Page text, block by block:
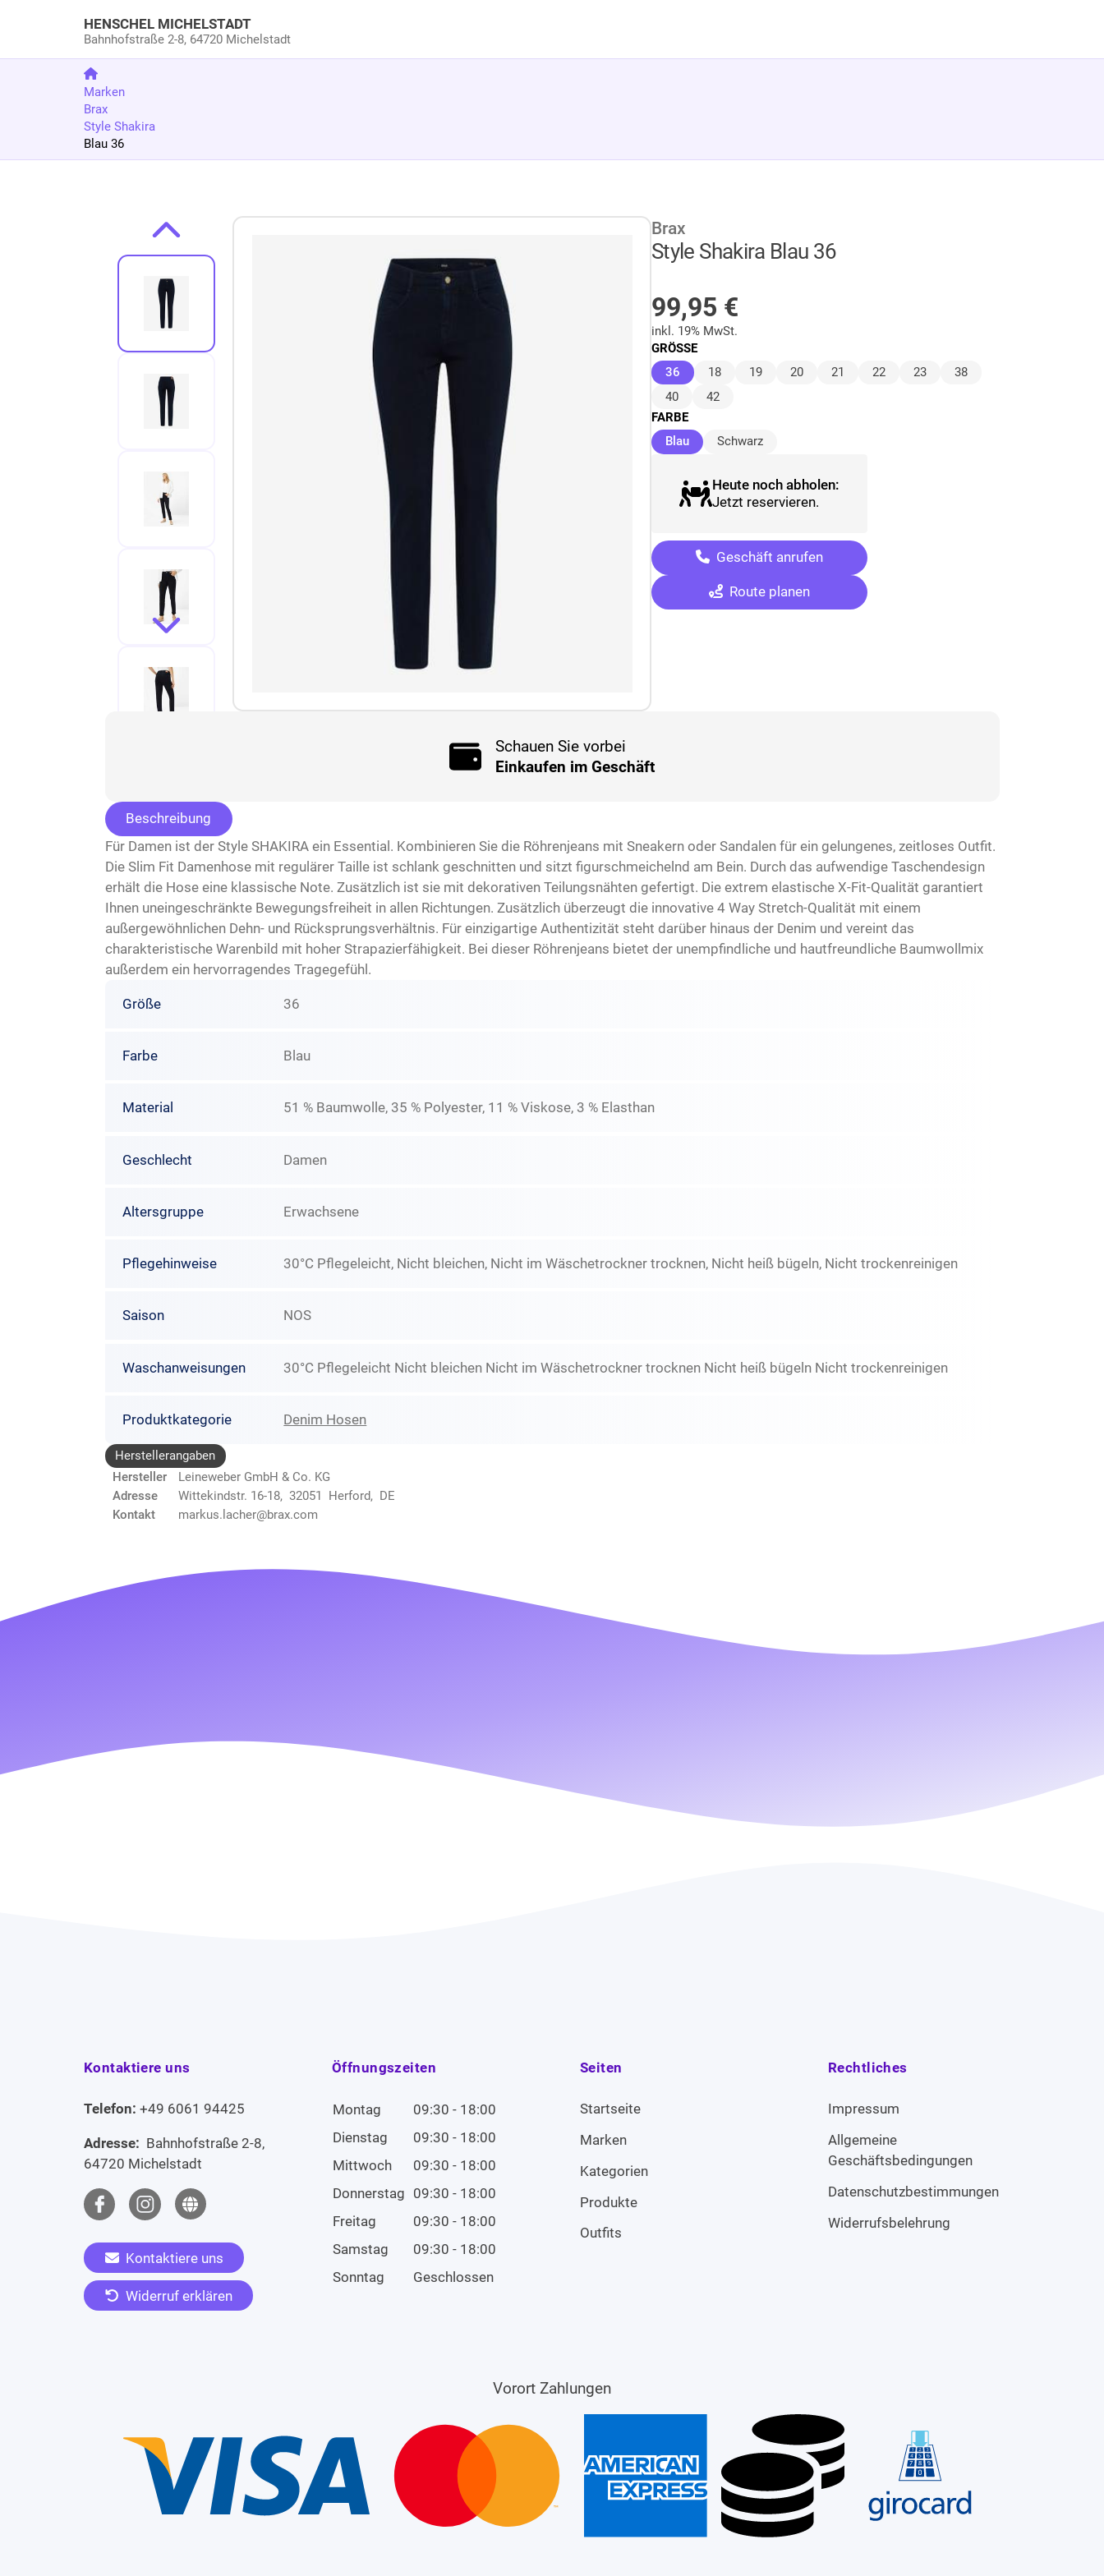
HENSCHEL MICHELSTADT
Bahnhofstraße 2-8, 64720 Michelstadt
Marken
Brax
Style Shakira
Blau 36
Zur Produktbeschreibung springen Brax
Style Shakira Blau 36
99,95 €
inkl. 19% MwSt.
GRÖSSE
36 (ausgewählt)
18 19 20 21 22 23
38
40
42
FARBE
Blau(ausgewählt)
Schwarz
Heute noch abholen:
Jetzt reservieren.
Geschäft anrufen
Route planen
Schauen Sie vorbei
Einkaufen im Geschäft
Beschreibung
Für Damen ist der Style SHAKIRA ein Essential. Kombinieren Sie die Röhrenjeans mit Sneakern oder Sandalen für ein gelungenes, zeitloses Outfit.
Die Slim Fit Damenhose mit regulärer Taille ist schlank geschnitten und sitzt figurschmeichelnd am Bein. Durch das aufwendige Taschendesign
erhält die Hose eine klassische Note. Zusätzlich ist sie mit dekorativen Teilungsnähten gefertigt. Die extrem elastische X-Fit-Qualität garantiert
Ihnen uneingeschränkte Bewegungsfreiheit in allen Richtungen. Zusätzlich überzeugt die innovative 4 Way Stretch-Qualität mit einem
außergewöhnlichen Dehn- und Rücksprungsverhältnis. Für einzigartige Authentizität steht darüber hinaus der Denim und vereint das
charakteristische Warenbild mit hoher Strapazierfähigkeit. Bei dieser Röhrenjeans bietet der unempfindliche und hautfreundliche Baumwollmix
außerdem ein hervorragendes Tragegefühl.
Größe 36
Farbe Blau
Material 51 % Baumwolle, 35 % Polyester, 11 % Viskose, 3 % Elasthan
Geschlecht Damen
Altersgruppe Erwachsene
Pflegehinweise 30°C Pflegeleicht, Nicht bleichen, Nicht im Wäschetrockner trocknen, Nicht heiß bügeln, Nicht trockenreinigen
Saison NOS
Waschanweisungen 30°C Pflegeleicht Nicht bleichen Nicht im Wäschetrockner trocknen Nicht heiß bügeln Nicht trockenreinigen
Produktkategorie Denim Hosen
Herstellerangaben
Hersteller
Leineweber GmbH & Co. KG
Adresse
Wittekindstr. 16-18, 32051 Herford, DE
Kontakt
markus.lacher@brax.com
Kontaktiere uns
Telefon: +49 6061 94425
Adresse: Bahnhofstraße 2-8,
64720 Michelstadt
Kontaktiere uns
Widerruf erklären
Öffnungszeiten
Montag
09:30 - 18:00
Dienstag
09:30 - 18:00
Mittwoch
09:30 - 18:00
Donnerstag 09:30 - 18:00
Freitag
09:30 - 18:00
Samstag
09:30 - 18:00
Sonntag
Geschlossen
Seiten
Startseite
Marken
Kategorien
Produkte
Outfits
Rechtliches
Impressum
Allgemeine
Geschäftsbedingungen
Datenschutzbestimmungen
Widerrufsbelehrung
Vorort Zahlungen